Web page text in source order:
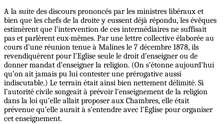
A la suite des discours prononcés par les ministres libéraux et
bien que les chefs de la droite y eussent déjà répondu, les évêques
estimèrent que l’intervention de ces intermédiaires ne suffisait
pas et parlèrent eux-mêmes. Par une lettre collective élaborée au
cours d’une réunion tenue à Malines le 7 décembre 1878, ils
revendiquèrent pour l’Eglise seule le droit d’enseigner ou de
donner mandat d’enseigner la religion. (On s’étonne aujourd’hui
qu’on ait jamais pu lui contester une prérogative aussi
indiscutable.) Le terrain était ainsi bien nettement délimité. Si
l’autorité civile songeait à prévoir l’enseignement de la religion
dans la loi qu’elle allait proposer aux Chambres, elle était
prévenue qu’elle aurait à s’entendre avec l’Eglise pour organiser
cet enseignement.